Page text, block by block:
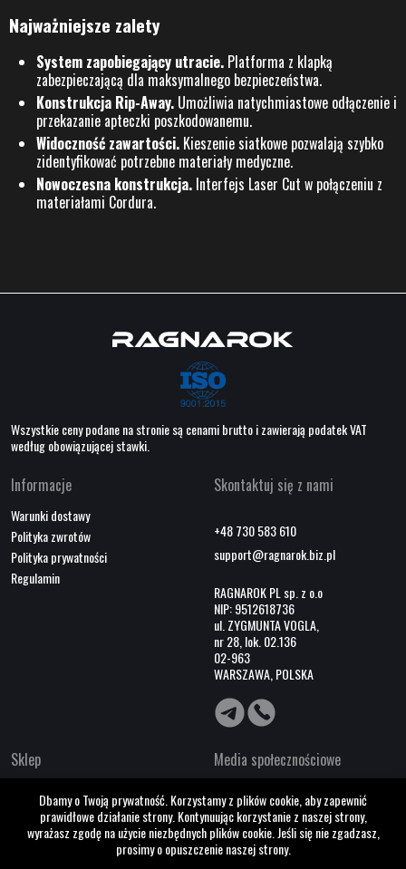
Najważniejsze zalety
System zapobiegający utracie. Platforma z klapką
zabezpieczającą dla maksymalnego bezpieczeństwa.
Konstrukcja Rip-Away. Umożliwia natychmiastowe odłączenie i
przekazanie apteczki poszkodowanemu.
Widoczność zawartości. Kieszenie siatkowe pozwalają szybko
zidentyfikować potrzebne materiały medyczne.
Nowoczesna konstrukcja. Interfejs Laser Cut w połączeniu z
materiałami Cordura.
Wszystkie ceny podane na stronie są cenami brutto i zawierają podatek VAT
według obowiązującej stawki.
Informacje
Warunki dostawy
Polityka zwrotów
Polityka prywatności
Regulamin
Sklep
Współpraca B2B
Kontakty
Media społecznościowe
Skontaktuj się z nami
+48 730 583 610
support@ragnarok.biz.pl
RAGNAROK PL sp. z o.o
NIP: 9512618736
ul. ZYGMUNTA VOGLA,
nr 28, lok. 02.136
02-963
WARSZAWA, POLSKA
Dbamy o Twoją prywatność. Korzystamy z plików cookie, aby zapewnić
prawidłowe działanie strony. Kontynuując korzystanie z naszej strony,
wyrażasz zgodę na użycie niezbędnych plików cookie. Jeśli się nie zgadzasz,
prosimy o opuszczenie naszej strony.